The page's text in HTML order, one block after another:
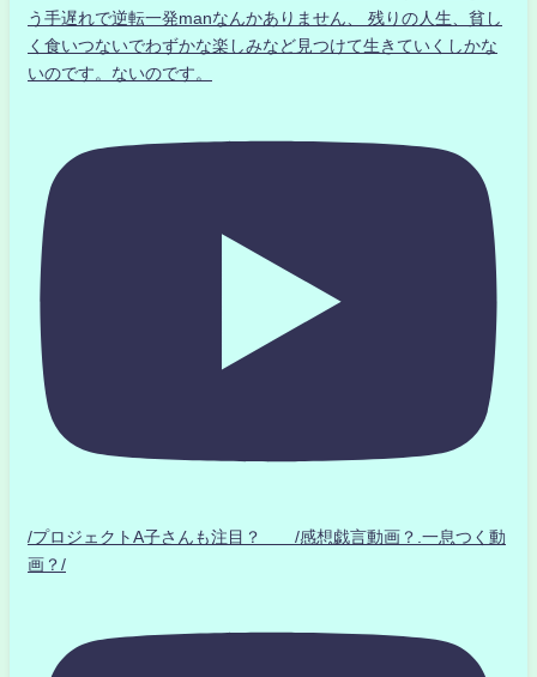
う手遅れで逆転一発manなんかありません、 残りの人生、貧し
く食いつないでわずかな楽しみなど見つけて生きていくしかな
いのです。ないのです。
/プロジェクトA子さんも注目？ /感想戯言動画？.一息つく動
画？/